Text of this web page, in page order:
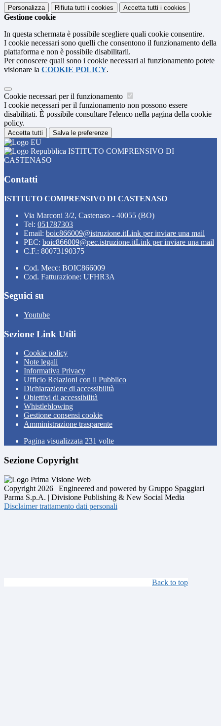
Personalizza Rifiuta tutti i cookies Accetta tutti i cookies
Gestione cookie
In questa schermata è possibile scegliere quali cookie consentire.
I cookie necessari sono quelli che consentono il funzionamento della
piattaforma e non è possibile disabilitarli.
Per conoscere quali sono i cookie necessari al funzionamento potete
visionare la COOKIE POLICY.
Cookie necessari per il funzionamento
I cookie necessari per il funzionamento non possono essere
disabilitati. È possibile consultare l'elenco nella pagina della cookie
policy.
Accetta tutti Salva le preferenze
ISTITUTO COMPRENSIVO DI
CASTENASO
Contatti
ISTITUTO COMPRENSIVO DI CASTENASO
Via Marconi 3/2, Castenaso - 40055 (BO)
Tel: 051787303
Email: boic866009@istruzione.itLink per inviare una mail
PEC: boic866009@pec.istruzione.itLink per inviare una mail
C.F.: 80073190375
Cod. Mecc: BOIC866009
Cod. Fatturazione: UFHR3A
Seguici su
Youtube
Sezione Link Utili
Cookie policy
Note legali
Informativa Privacy
Ufficio Relazioni con il Pubblico
Dichiarazione di accessibilità
Obiettivi di accessibilità
Whistleblowing
Gestione consensi cookie
Amministrazione trasparente
Pagina visualizzata 231 volte
Sezione Copyright
Copyright 2026 | Engineered and powered by Gruppo Spaggiari
Parma S.p.A. | Divisione Publishing & New Social Media
Disclaimer trattamento dati personali
Back to top